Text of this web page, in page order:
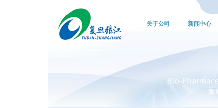
关于公司 新闻中心